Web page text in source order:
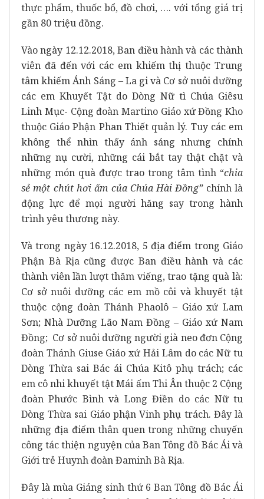
thực phẩm, thuốc bổ, đồ chơi, …. với tổng giá trị
gần 80 triệu đồng.
Vào ngày 12.12.2018, Ban điều hành và các thành
viên đã đến với các em khiếm thị thuộc Trung
tâm khiếm Ánh Sáng – La gi và Cơ sở nuôi dưỡng
các em Khuyết Tật do Dòng Nữ tì Chúa Giêsu
Linh Mục- Cộng đoàn Martino Giáo xứ Đồng Kho
thuộc Giáo Phận Phan Thiết quản lý. Tuy các em
không thể nhìn thấy ánh sáng nhưng chính
những nụ cười, những cái bắt tay thật chặt và
những món quà được trao trong tâm tình “chia
sẻ một chút hơi ấm của Chúa Hài Đồng”chính là
động lực để mọi người hăng say trong hành
trình yêu thương này.
Và trong ngày 16.12.2018, 5 địa điểm trong Giáo
Phận Bà Rịa cũng được Ban điều hành và các
thành viên lần lượt thăm viếng, trao tặng quà là:
Cơ sở nuôi dưỡng các em mồ côi và khuyết tật
thuộc cộng đoàn Thánh Phaolô – Giáo xứ Lam
Sơn; Nhà Dưỡng Lão Nam Đồng – Giáo xứ Nam
Đồng; Cơ sở nuôi dưỡng người già neo đơn Cộng
đoàn Thánh Giuse Giáo xứ Hải Lâm do các Nữ tu
Dòng Thừa sai Bác ái Chúa Kitô phụ trách; các
em cô nhi khuyết tật Mái ấm Thi Ân thuộc 2 Cộng
đoàn Phước Bình và Long Điền do các Nữ tu
Dòng Thừa sai Giáo phận Vinh phụ trách. Đây là
những địa điểm thân quen trong những chuyến
công tác thiện nguyện của Ban Tông đồ Bác Ái và
Giới trẻ Huynh đoàn Đaminh Bà Rịa.
Đây là mùa Giáng sinh thứ 6 Ban Tông đồ Bác Ái